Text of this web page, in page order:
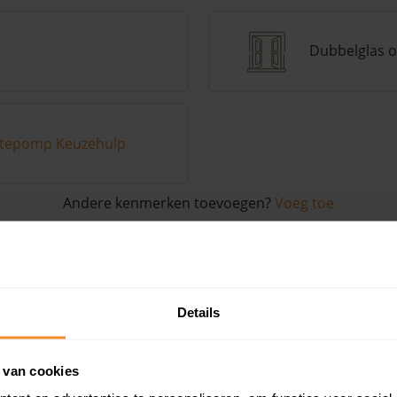
Details
cookies
Dubbelglas
Keuzehulp
Andere kenmerken toevoegen? Voeg toe
de buurt